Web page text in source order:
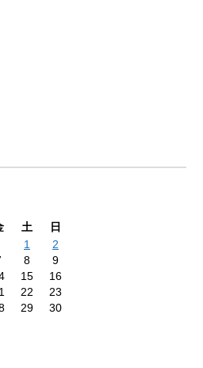
土
日
1
2
8
9
15
16
22
23
29
30